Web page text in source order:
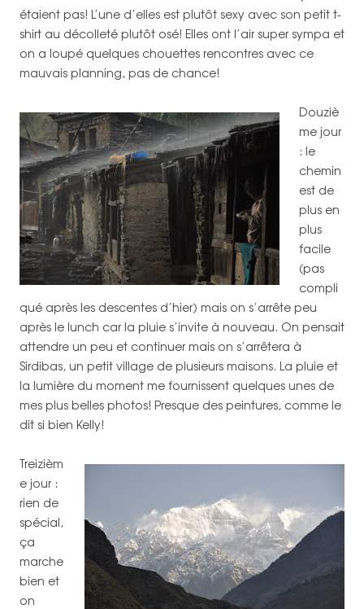
étaient pas! L’une d’elles est plutôt sexy avec son petit t-
shirt au décolleté plutôt osé! Elles ont l’air super sympa et
on a loupé quelques chouettes rencontres avec ce
mauvais planning, pas de chance!
Douziè
me jour
: le
chemin
est de
plus en
plus
facile
(pas
compli
qué après les descentes d’hier) mais on s’arrête peu
après le lunch car la pluie s’invite à nouveau. On pensait
attendre un peu et continuer mais on s’arrêtera à
Sirdibas, un petit village de plusieurs maisons. La pluie et
la lumière du moment me fournissent quelques unes de
mes plus belles photos! Presque des peintures, comme le
dit si bien Kelly!
Treizièm
e jour :
rien de
spécial,
ça
marche
bien et
on